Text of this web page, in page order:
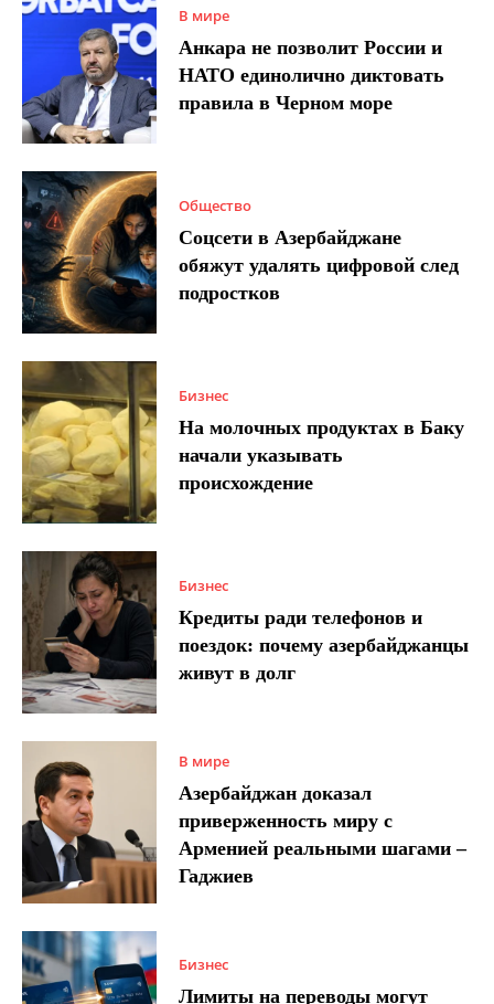
В мире
Анкара не позволит России и
НАТО единолично диктовать
правила в Черном море
Общество
Соцсети в Азербайджане
обяжут удалять цифровой след
подростков
Бизнес
На молочных продуктах в Баку
начали указывать
происхождение
Бизнес
Кредиты ради телефонов и
поездок: почему азербайджанцы
живут в долг
В мире
Азербайджан доказал
приверженность миру с
Арменией реальными шагами –
Гаджиев
Бизнес
Лимиты на переводы могут